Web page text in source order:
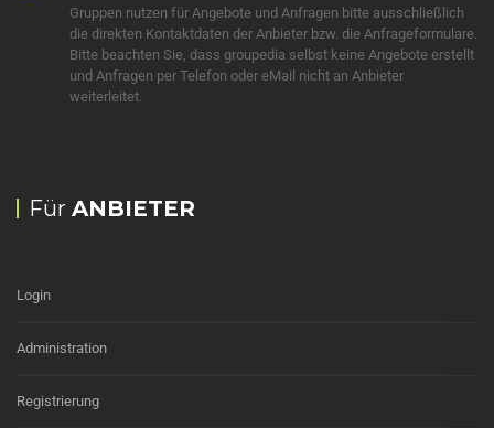
Gruppen nutzen für Angebote und Anfragen bitte ausschließlich
die direkten Kontaktdaten der Anbieter bzw. die Anfrageformulare.
Bitte beachten Sie, dass groupedia selbst keine Angebote erstellt
und Anfragen per Telefon oder eMail nicht an Anbieter
weiterleitet.
Für ANBIETER
Login
Administration
Registrierung